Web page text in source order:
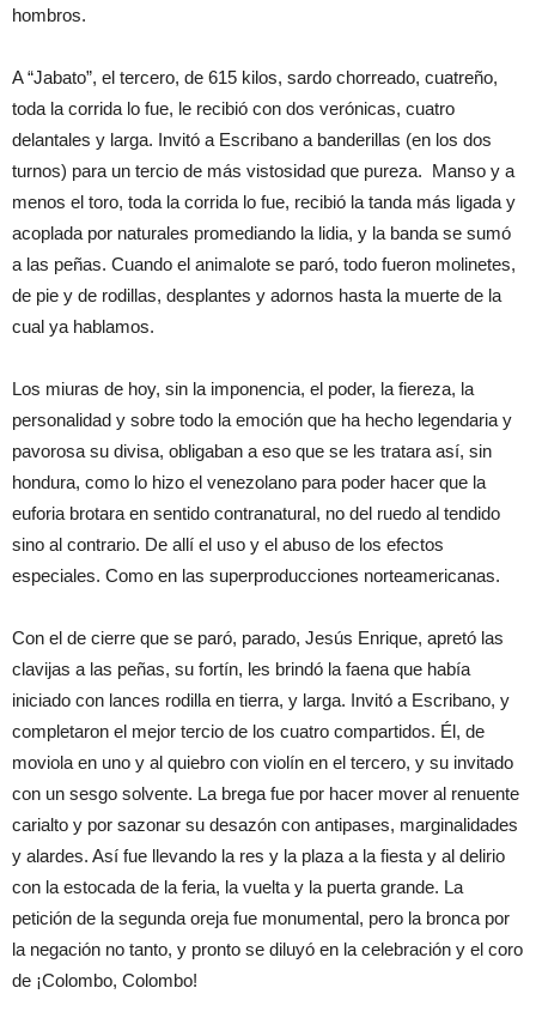
hombros.
A “Jabato”, el tercero, de 615 kilos, sardo chorreado, cuatreño,
toda la corrida lo fue, le recibió con dos verónicas, cuatro
delantales y larga. Invitó a Escribano a banderillas (en los dos
turnos) para un tercio de más vistosidad que pureza. Manso y a
menos el toro, toda la corrida lo fue, recibió la tanda más ligada y
acoplada por naturales promediando la lidia, y la banda se sumó
a las peñas. Cuando el animalote se paró, todo fueron molinetes,
de pie y de rodillas, desplantes y adornos hasta la muerte de la
cual ya hablamos.
Los miuras de hoy, sin la imponencia, el poder, la fiereza, la
personalidad y sobre todo la emoción que ha hecho legendaria y
pavorosa su divisa, obligaban a eso que se les tratara así, sin
hondura, como lo hizo el venezolano para poder hacer que la
euforia brotara en sentido contranatural, no del ruedo al tendido
sino al contrario. De allí el uso y el abuso de los efectos
especiales. Como en las superproducciones norteamericanas.
Con el de cierre que se paró, parado, Jesús Enrique, apretó las
clavijas a las peñas, su fortín, les brindó la faena que había
iniciado con lances rodilla en tierra, y larga. Invitó a Escribano, y
completaron el mejor tercio de los cuatro compartidos. Él, de
moviola en uno y al quiebro con violín en el tercero, y su invitado
con un sesgo solvente. La brega fue por hacer mover al renuente
carialto y por sazonar su desazón con antipases, marginalidades
y alardes. Así fue llevando la res y la plaza a la fiesta y al delirio
con la estocada de la feria, la vuelta y la puerta grande. La
petición de la segunda oreja fue monumental, pero la bronca por
la negación no tanto, y pronto se diluyó en la celebración y el coro
de ¡Colombo, Colombo!